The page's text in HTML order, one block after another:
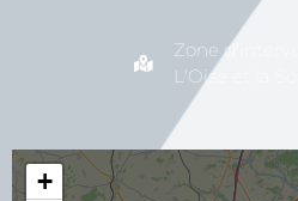
Zone
L'Oise et la
+